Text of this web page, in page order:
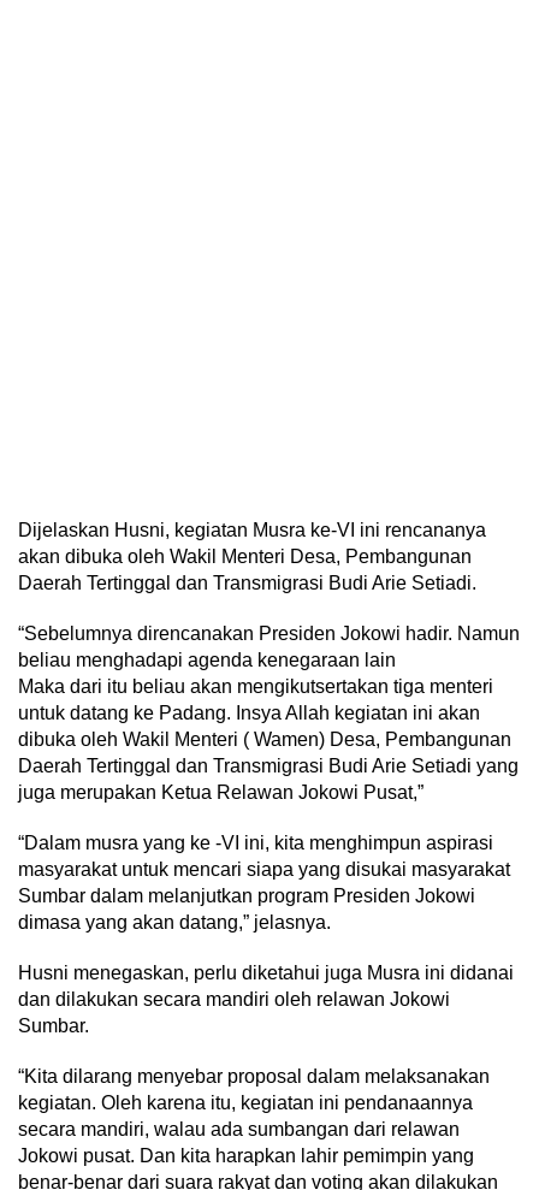
Dijelaskan Husni, kegiatan Musra ke-VI ini rencananya
akan dibuka oleh Wakil Menteri Desa, Pembangunan
Daerah Tertinggal dan Transmigrasi Budi Arie Setiadi.
“Sebelumnya direncanakan Presiden Jokowi hadir. Namun
beliau menghadapi agenda kenegaraan lain
Maka dari itu beliau akan mengikutsertakan tiga menteri
untuk datang ke Padang. Insya Allah kegiatan ini akan
dibuka oleh Wakil Menteri ( Wamen) Desa, Pembangunan
Daerah Tertinggal dan Transmigrasi Budi Arie Setiadi yang
juga merupakan Ketua Relawan Jokowi Pusat,”
“Dalam musra yang ke -VI ini, kita menghimpun aspirasi
masyarakat untuk mencari siapa yang disukai masyarakat
Sumbar dalam melanjutkan program Presiden Jokowi
dimasa yang akan datang,” jelasnya.
Husni menegaskan, perlu diketahui juga Musra ini didanai
dan dilakukan secara mandiri oleh relawan Jokowi
Sumbar.
“Kita dilarang menyebar proposal dalam melaksanakan
kegiatan. Oleh karena itu, kegiatan ini pendanaannya
secara mandiri, walau ada sumbangan dari relawan
Jokowi pusat. Dan kita harapkan lahir pemimpin yang
benar-benar dari suara rakyat dan voting akan dilakukan